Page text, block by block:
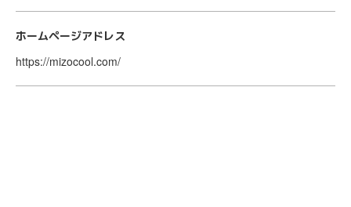
ホームページアドレス
https://mizocool.com/